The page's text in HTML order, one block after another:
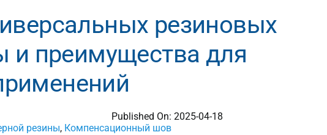
резиновых
и преимущества для
Published On: 2025-04-18
резины, Компенсационный шов